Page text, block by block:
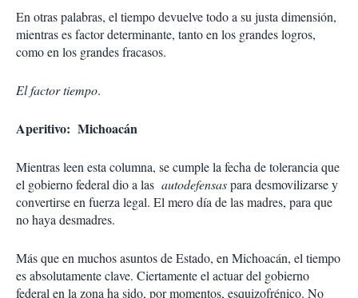
a
r
t
i
En otras palabras, el tiempo devuelve todo a su justa dimensión,
mientras es factor determinante, tanto en los grandes logros,
como en los grandes fracasos.
El factor tiempo.
Aperitivo: Michoacán
Mientras leen esta columna, se cumple la fecha de tolerancia que
el gobierno federal dio a las autodefensaspara desmovilizarse y
convertirse en fuerza legal. El mero día de las madres, para que
no haya desmadres.
Más que en muchos asuntos de Estado, en Michoacán, el tiempo
es absolutamente clave. Ciertamente el actuar del gobierno
federal en la zona ha sido, por momentos, esquizofrénico. No